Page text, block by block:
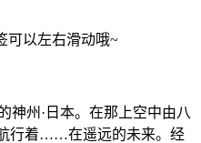
可以左右滑动哦~
神州·日本。在那上空中由八
行着……在遥远的未来。经